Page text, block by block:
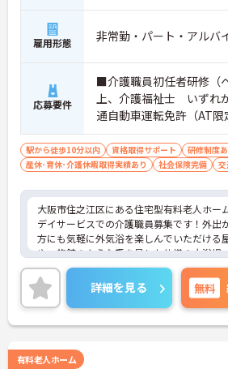
雇用形態 非常勤・パート・アルバ
応募要件
■介護職員初任者研修（
上、介護福祉士 いず
通自動車運転免許（AT
駅から徒歩10分以内 資格取得サポート
研修制度
産休･育休･介護休暇取得実績あり
社会保険完備
大阪市住之江区にある住宅型有料老人ホー
デイサービスでの介護職員募集です！外出
方にも気軽に外気浴を楽しんでいただける
や、旅館のような趣を呈した仕様の大浴場
少年柔道教室が行われる大広間など、心に
もたらしてくれる設備が整っています！週
の日勤勤務ですので、プライベートとの両
すいです。最寄駅より徒歩圏内と通勤便利
しいポイントですよ♪
興味をお持ちの方はお気軽にお問い合わせ
詳細を見る 無料
有料老人ホーム